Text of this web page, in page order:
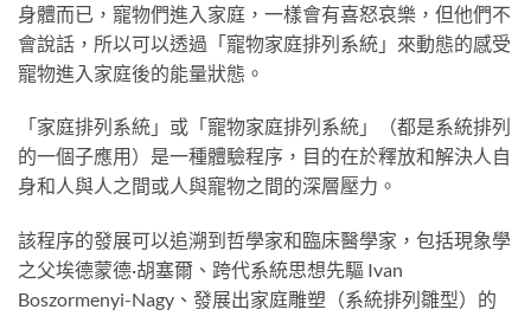
身體而已，寵物們進入家庭，一樣會有喜怒哀樂，但他們不
會說話，所以可以透過「寵物家庭排列系統」來動態的感受
寵物進入家庭後的能量狀態。
「家庭排列系統」或「寵物家庭排列系統」（都是系統排列
的一個子應用）是一種體驗程序，目的在於釋放和解決人自
身和人與人之間或人與寵物之間的深層壓力。
該程序的發展可以追溯到哲學家和臨床醫學家，包括現象學
之父埃德蒙德·胡塞爾、跨代系統思想先驅 Ivan
Boszormenyi-Nagy、發展出家庭雕塑（系統排列雛型）的